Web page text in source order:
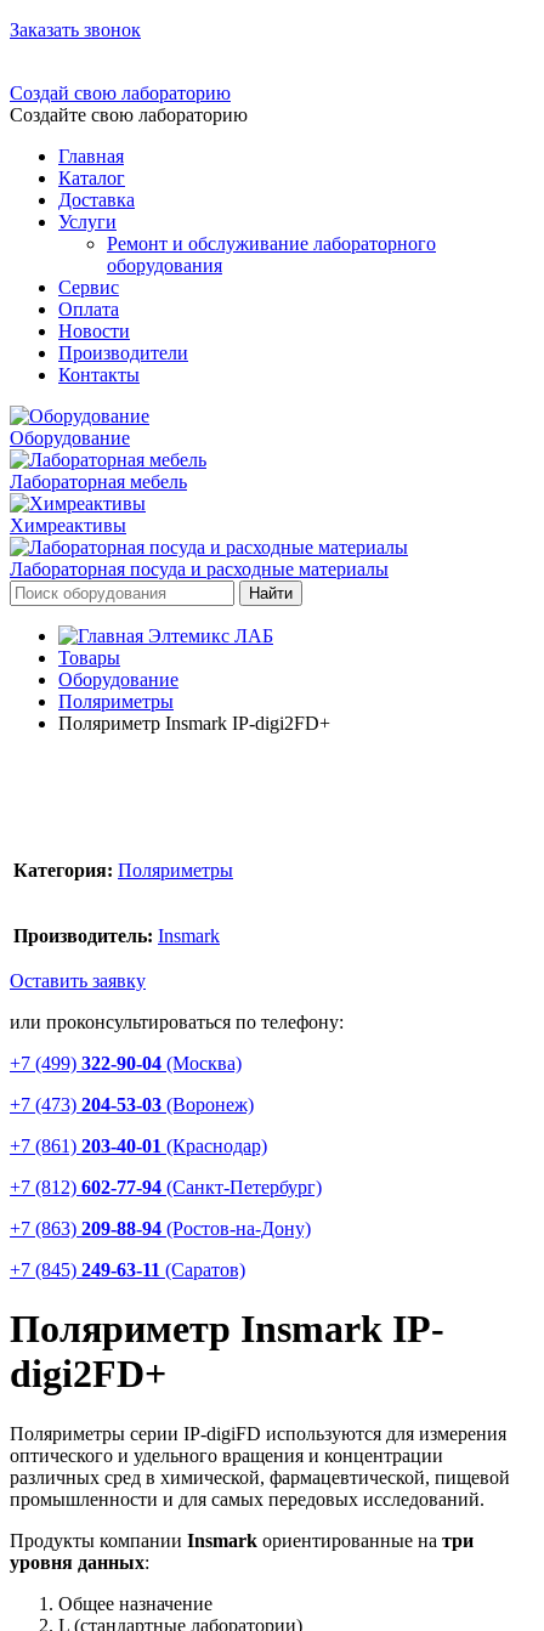
Заказать звонок
Создай свою лабораторию
Создайте свою лабораторию
Главная
Каталог
Доставка
Услуги
Ремонт и обслуживание лабораторного
оборудования
Сервис
Оплата
Новости
Производители
Контакты
Оборудование
Лабораторная мебель
Химреактивы
Лабораторная посуда и расходные материалы
Найти
Элтемикс ЛАБ
Товары
Оборудование
Поляриметры
Поляриметр Insmark IP-digi2FD+
Категория: Поляриметры
Производитель: Insmark
Оставить заявку
или проконсультироваться по телефону:
+7 (499) 322-90-04 (Москва)
+7 (473) 204-53-03 (Воронеж)
+7 (861) 203-40-01 (Краснодар)
+7 (812) 602-77-94 (Санкт-Петербург)
+7 (863) 209-88-94 (Ростов-на-Дону)
+7 (845) 249-63-11 (Саратов)
Поляриметр Insmark IP-
digi2FD+
Поляриметры серии IP-digiFD используются для измерения
оптического и удельного вращения и концентрации
различных сред в химической, фармацевтической, пищевой
промышленности и для самых передовых исследований.
Продукты компании Insmark ориентированные на три
уровня данных:
Общее назначение
L (стандартные лаборатории)